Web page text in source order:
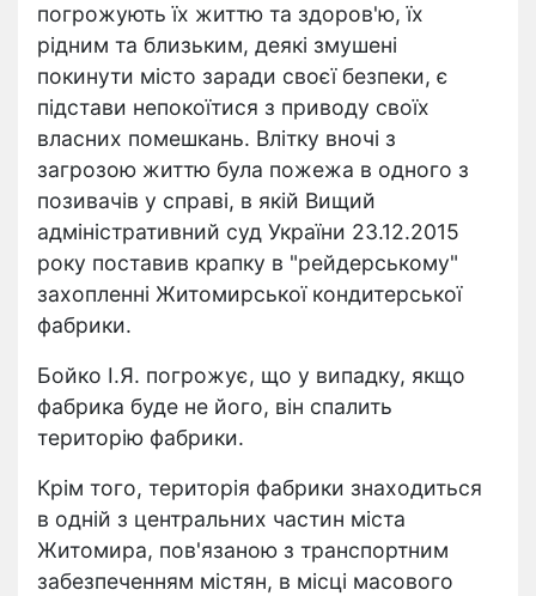
погрожують їх життю та здоров'ю, їх
рідним та близьким, деякі змушені
покинути місто заради своєї безпеки, є
підстави непокоїтися з приводу своїх
власних помешкань. Влітку вночі з
загрозою життю була пожежа в одного з
позивачів у справі, в якій Вищий
адміністративний суд України 23.12.2015
року поставив крапку в "рейдерському"
захопленні Житомирської кондитерської
фабрики.
Бойко І.Я. погрожує, що у випадку, якщо
фабрика буде не його, він спалить
територію фабрики.
Крім того, територія фабрики знаходиться
в одній з центральних частин міста
Житомира, пов'язаною з транспортним
забезпеченням містян, в місці масового